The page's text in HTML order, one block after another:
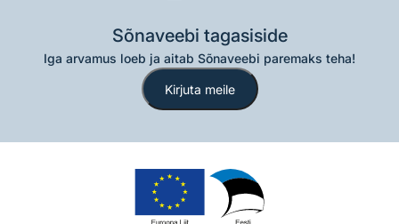
Sõnaveebi tagasiside
Iga arvamus loeb ja aitab Sõnaveebi paremaks teha!
Kirjuta meile